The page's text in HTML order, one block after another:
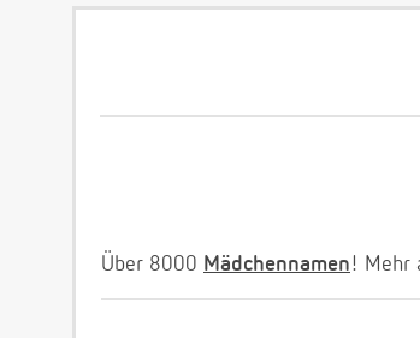
Über 8000 Mädchennamen! Mehr